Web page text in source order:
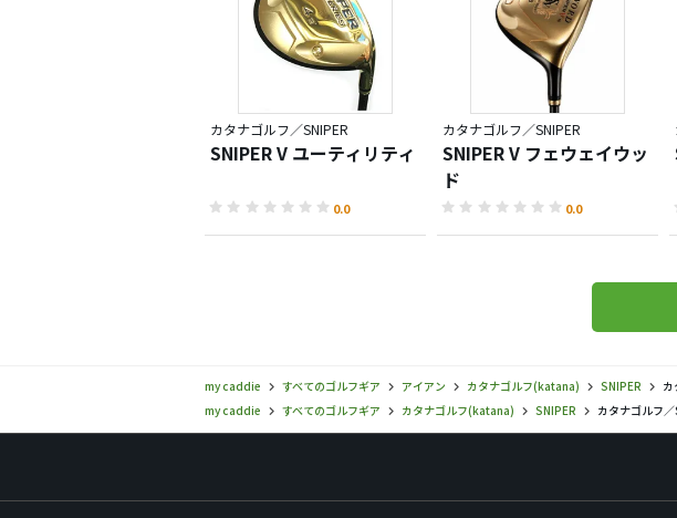
カタナゴルフ／SNIPER
SNIPER V ユーティリティ
0.0
カタナゴルフ／SNIPER
SNIPER V フェウェイウッ
ド
0.0
my caddie すべてのゴルフギア アイアン カタナゴルフ(katana) SNIPER
my caddie
すべてのゴルフギア カタナゴルフ(katana) SNIPER カタナゴルフ